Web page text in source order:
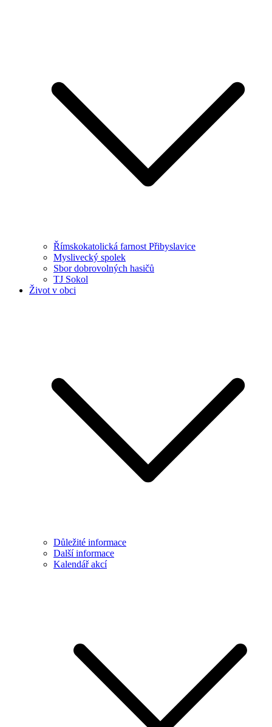
Římskokatolická farnost Přibyslavice
Myslivecký spolek
Sbor dobrovolných hasičů
TJ Sokol
Život v obci
Důležité informace
Další informace
Kalendář akcí